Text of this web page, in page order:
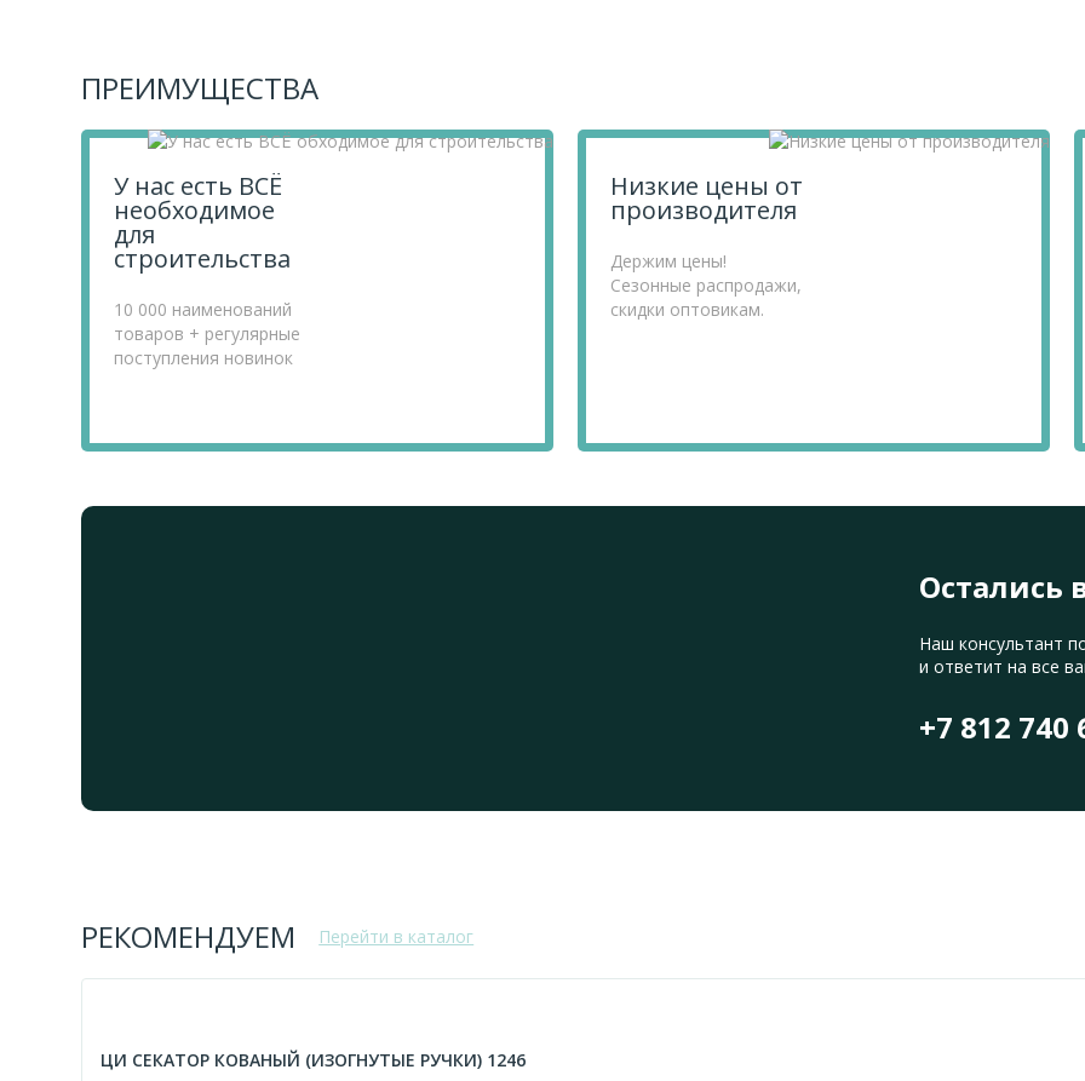
ПРЕИМУЩЕСТВА
У нас есть ВСЁ
необходимое
для
строительства
10 000 наименований
товаров + регулярные
поступления новинок
Низкие цены от
производителя
Держим цены!
Сезонные распродажи,
скидки оптовикам.
Остались
Наш консультант
и ответит на все
+7 812 740
РЕКОМЕНДУЕМ Перейти в каталог
ЦИ СЕКАТОР КОВАНЫЙ (ИЗОГНУТЫЕ РУЧКИ) 1246